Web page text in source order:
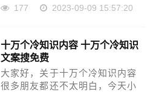
解，因此呢，今天就来为大家分
识，还望可以帮助大家，解决大
家的一些困惑，下面一……
177 2023-09-09 15:57:20
十万个冷知识内容 十万个冷知识
文案搜免费
大家好，关于十万个冷知识内容
很多朋友都还不太明白，今天小